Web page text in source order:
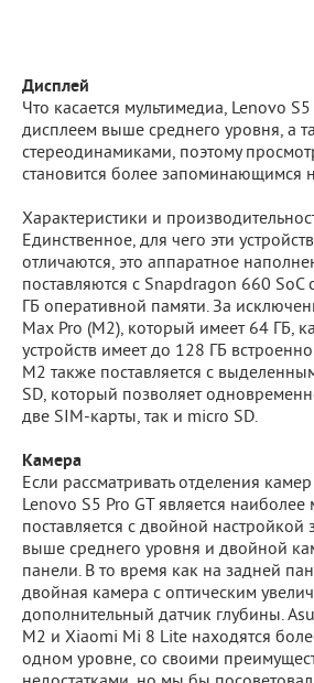
Дисплей
Что касается мультимедиа, Lenovo
дисплеем выше среднего уровня, а
стереодинамиками, поэтому
становится более запоминающимся
Характеристики и
Единственное, для чего эти
отличаются, это аппаратное
поставляются с Snapdragon 660
ГБ оперативной памяти. За
Max Pro (M2), который имеет 64 ГБ,
устройств имеет до 128 ГБ
M2 также поставляется с
SD, который позволяет
две SIM-карты, так и micro SD.
Камера
Если рассматривать отделения
Lenovo S5 Pro GT является
поставляется с двойной
выше среднего уровня и двойной
панели. В то время как на задней
двойная камера с оптическим
дополнительный датчик глубины.
M2 и Xiaomi Mi 8 Lite находятся
одном уровне, со своими